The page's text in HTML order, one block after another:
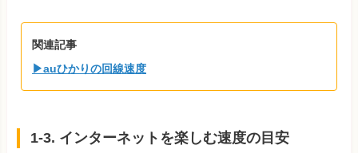
関連記事
▶auひかりの回線速度
1-3. インターネットを楽しむ速度の目安